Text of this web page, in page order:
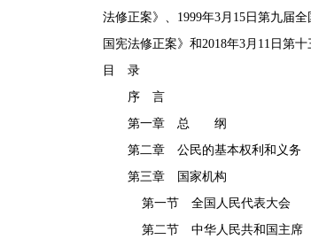
法修正案》、1999年3月15日第九届
国宪法修正案》和2018年3月11日第
目 录
序 言
第一章 总 纲
第二章 公民的基本权利和义务
第三章 国家机构
第一节 全国人民代表大会
第二节 中华人民共和国主席